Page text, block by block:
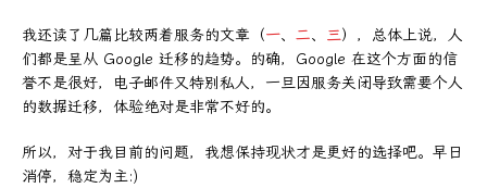
我还读了几篇比较两着服务的文章（一、 二、 三），总体上说，人
们都是呈从 Google 迁移的趋势。的确，Google 在这个方面的信
誉不是很好，电子邮件又特别私人，一旦因服务关闭导致需要个人
的数据迁移，体验绝对是非常不好的。
所以，对于我目前的问题，我想保持现状才是更好的选择吧。早日
消停，稳定为主:)